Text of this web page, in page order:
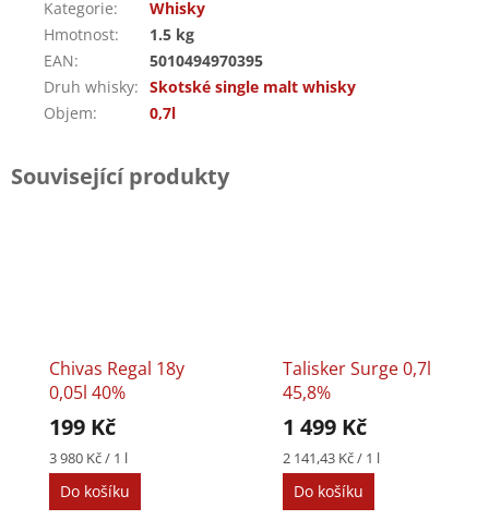
Kategorie:
Whisky
Hmotnost:
1.5 kg
EAN:
5010494970395
Druh whisky: Skotské single malt whisky
Objem: 0,7l
Související produkty
Chivas Regal 18y
0,05l 40%
199 Kč
Měrná
cena:
3 980 Kč / 1 l
Do košíku
Talisker Surge 0,7l
45,8%
1 499 Kč
Měrná
cena:
2 141,43 Kč / 1 l
Do košíku